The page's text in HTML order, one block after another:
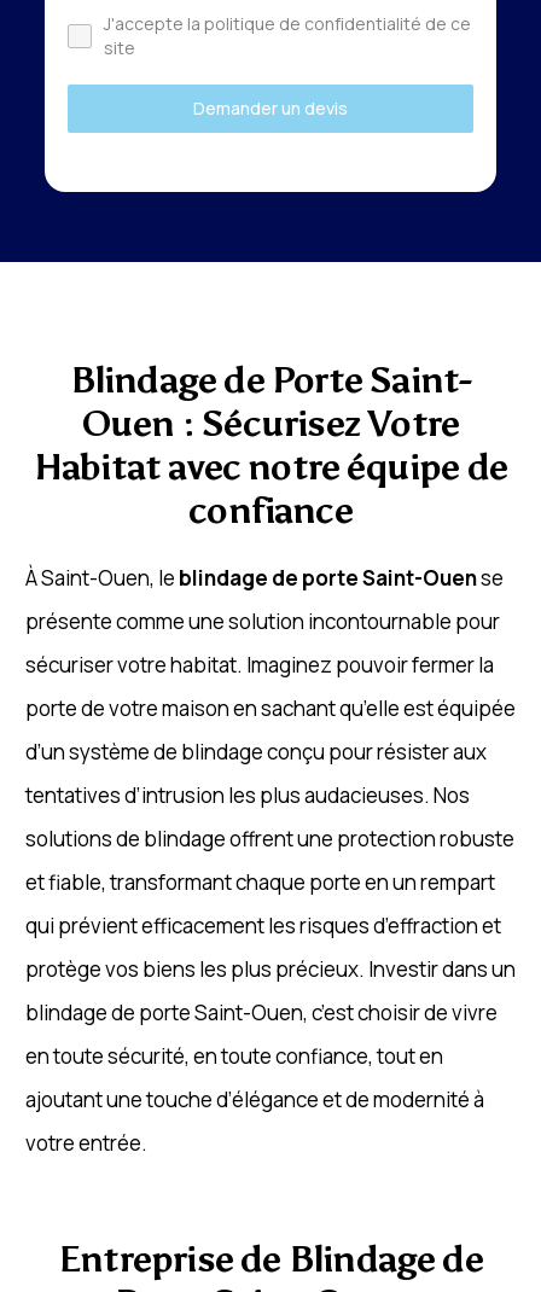
J'accepte la politique de confidentialité de ce
site
Demander un devis
Blindage de Porte Saint-
Ouen : Sécurisez Votre
Habitat avec notre équipe de
confiance
À Saint-Ouen, le blindage de porte Saint-Ouense
présente comme une solution incontournable pour
sécuriser votre habitat. Imaginez pouvoir fermer la
porte de votre maison en sachant qu’elle est équipée
d’un système de blindage conçu pour résister aux
tentatives d’intrusion les plus audacieuses. Nos
solutions de blindage offrent une protection robuste
et fiable, transformant chaque porte en un rempart
qui prévient efficacement les risques d’effraction et
protège vos biens les plus précieux. Investir dans un
blindage de porte Saint-Ouen, c’est choisir de vivre
en toute sécurité, en toute confiance, tout en
ajoutant une touche d’élégance et de modernité à
votre entrée.
Entreprise de Blindage de